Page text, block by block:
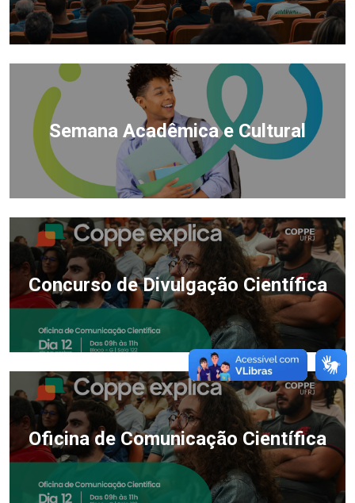
Semana Acadêmica e Cultural
Concurso de Divulgação Científica
Oficina de Comunicação Científica